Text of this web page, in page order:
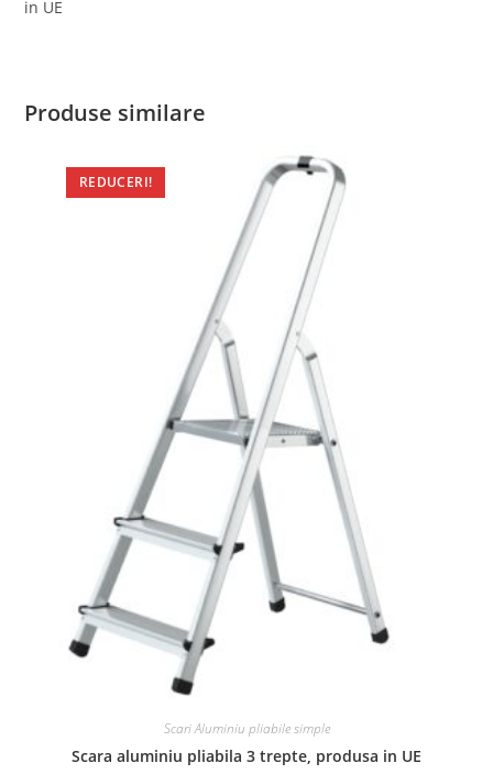
in UE
Produse similare
REDUCERI!
Scari Aluminiu pliabile simple
Scara aluminiu pliabila 3 trepte, produsa in UE